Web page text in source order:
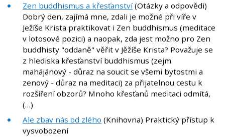
Zen buddhismus a křesťanství(Otázky a odpovědi)
Dobrý den, zajímá mne, zdali je možné při víře v
Ježíše Krista praktikovat i Zen buddhismus (meditace
v lotosové pozici) a naopak, zda jest možno pro Zen
buddhisty "oddaně" věřit v Jěžíše Krista? Považuje se
z hlediska křesťanství buddhismus (zejm.
mahájánový - důraz na soucit se všemi bytostmi a
zenový - důraz na meditaci) za přijatelnou cestu k
rozšíření obzorů? Mnoho křesťanů meditaci odmítá,
(…)
Ale zbav nás od zlého (Knihovna) Praktický přístup k
vysvobození